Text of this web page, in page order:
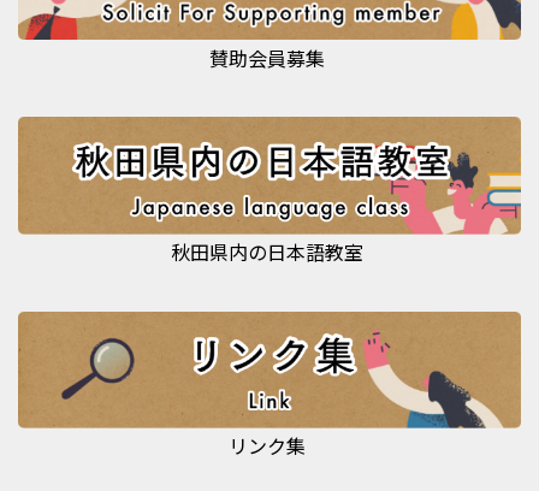
賛助会員募集
秋田県内の日本語教室
リンク集